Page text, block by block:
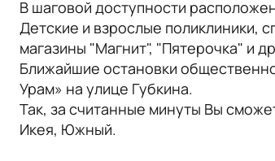
В шаговой доступности
Детские и взрослые поликлиники,
магазины "Магнит", "Пятерочка" и
Ближайшие остановки
Урам» на улице Губкина.
Так, за считанные минуты Вы
Икея, Южный.